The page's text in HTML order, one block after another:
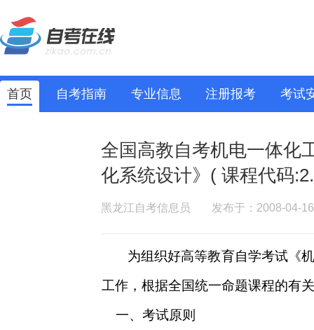
首页 自考指南 专业信息 注册报考 考试
全国高教自考机电一体化
化系统设计》( 课程代码
黑龙江自考信息员 发布于：2008-04-16
为组织好高等教育自学考试《
工作，根据全国统一命题课程的有
一、考试原则